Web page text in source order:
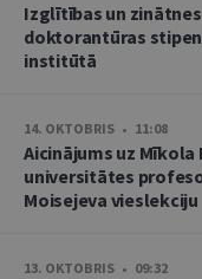
Izglītības un
doktorantūras
institūtā
14. OKTOBRIS • 11:08
Aicinājums uz Mīkola
universitātes
Moisejeva vieslekciju
13. OKTOBRIS • 09:32